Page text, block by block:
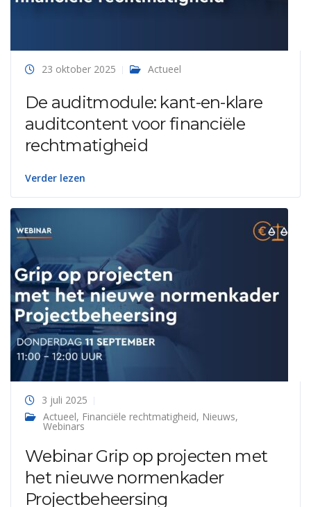
23 oktober 2025 Actueel
De auditmodule: kant-en-klare
auditcontent voor financiële
rechtmatigheid
Verder lezen
3 juli 2025
Actueel, Financiële rechtmatigheid, Nieuws,
Webinars
Webinar Grip op projecten met
het nieuwe normenkader
Projectbeheersing